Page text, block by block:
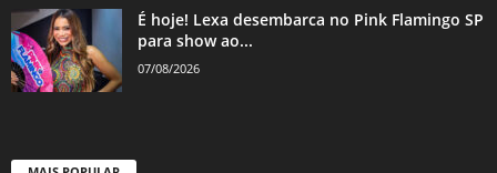
É hoje! Lexa desembarca no Pink Flamingo SP
para show ao...
07/08/2026